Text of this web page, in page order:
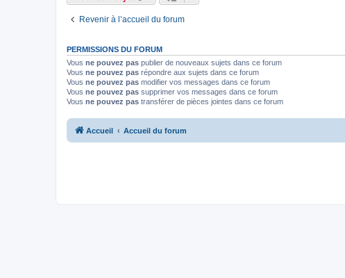
Revenir à l’accueil du forum
PERMISSIONS DU FORUM
Vous ne pouvez pas publier de nouveaux sujets dans ce forum
Vous ne pouvez pas répondre aux sujets dans ce forum
Vous ne pouvez pas modifier vos messages dans ce forum
Vous ne pouvez pas supprimer vos messages dans ce forum
Vous ne pouvez pas transférer de pièces jointes dans ce forum
Accueil Accueil du forum